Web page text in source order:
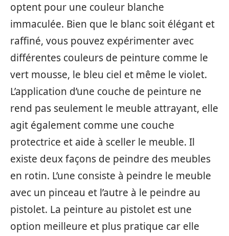
optent pour une couleur blanche
immaculée. Bien que le blanc soit élégant et
raffiné, vous pouvez expérimenter avec
différentes couleurs de peinture comme le
vert mousse, le bleu ciel et même le violet.
L’application d’une couche de peinture ne
rend pas seulement le meuble attrayant, elle
agit également comme une couche
protectrice et aide à sceller le meuble. Il
existe deux façons de peindre des meubles
en rotin. L’une consiste à peindre le meuble
avec un pinceau et l’autre à le peindre au
pistolet. La peinture au pistolet est une
option meilleure et plus pratique car elle